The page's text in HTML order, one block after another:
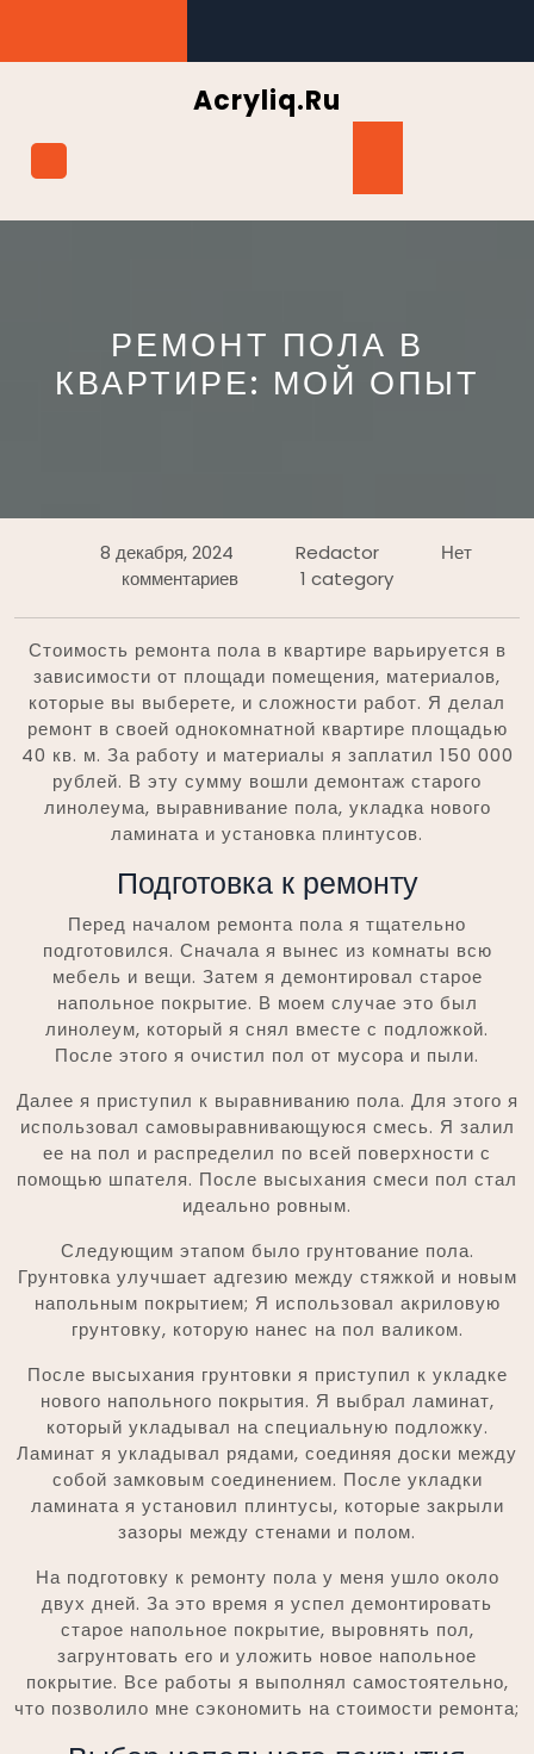
содержимому
Acryliq.ru
РЕМОНТ ПОЛА В
КВАРТИРЕ: МОЙ ОПЫТ
8 декабря, 2024 Redactor
Нет
комментариев
1 category
Стоимость ремонта пола в квартире варьируется в
зависимости от площади помещения, материалов,
которые вы выберете, и сложности работ. Я делал
ремонт в своей однокомнатной квартире площадью
40 кв. м. За работу и материалы я заплатил 150 000
рублей. В эту сумму вошли демонтаж старого
линолеума, выравнивание пола, укладка нового
ламината и установка плинтусов.
Подготовка к ремонту
Перед началом ремонта пола я тщательно
подготовился. Сначала я вынес из комнаты всю
мебель и вещи. Затем я демонтировал старое
напольное покрытие. В моем случае это был
линолеум, который я снял вместе с подложкой.
После этого я очистил пол от мусора и пыли.
Далее я приступил к выравниванию пола. Для этого я
использовал самовыравнивающуюся смесь. Я залил
ее на пол и распределил по всей поверхности с
помощью шпателя. После высыхания смеси пол стал
идеально ровным.
Следующим этапом было грунтование пола.
Грунтовка улучшает адгезию между стяжкой и новым
напольным покрытием; Я использовал акриловую
грунтовку, которую нанес на пол валиком.
После высыхания грунтовки я приступил к укладке
нового напольного покрытия. Я выбрал ламинат,
который укладывал на специальную подложку.
Ламинат я укладывал рядами, соединяя доски между
собой замковым соединением. После укладки
ламината я установил плинтусы, которые закрыли
зазоры между стенами и полом.
На подготовку к ремонту пола у меня ушло около
двух дней. За это время я успел демонтировать
старое напольное покрытие, выровнять пол,
загрунтовать его и уложить новое напольное
покрытие. Все работы я выполнял самостоятельно,
что позволило мне сэкономить на стоимости ремонта;